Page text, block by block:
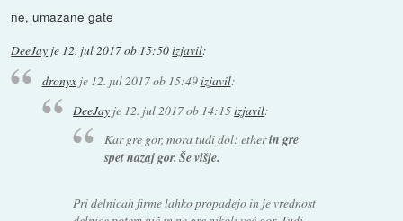
ne, umazane gate
DeeJay je 12. jul 2017 ob 15:50izjavil:
dronyxje 12. jul 2017 ob 15:49izjavil:
DeeJay je 12. jul 2017 ob 14:15izjavil:
Kar gre gor, mora tudi dol: etherin gre
spet nazaj gor. Še višje.
Pri delnicah firme lahko propadejo in je vrednost